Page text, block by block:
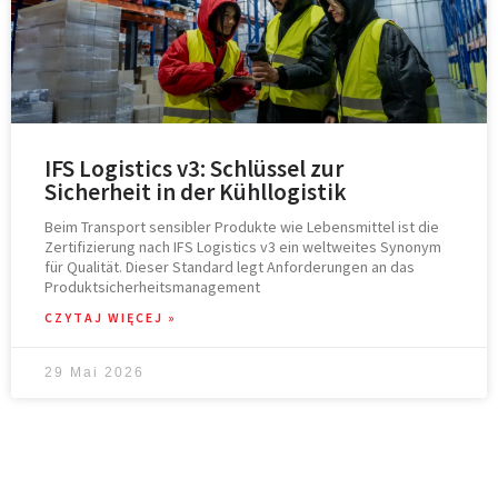
IFS Logistics v3: Schlüssel zur
Sicherheit in der Kühllogistik
Beim Transport sensibler Produkte wie Lebensmittel ist die
Zertifizierung nach IFS Logistics v3 ein weltweites Synonym
für Qualität. Dieser Standard legt Anforderungen an das
Produktsicherheitsmanagement
CZYTAJ WIĘCEJ »
29 Mai 2026